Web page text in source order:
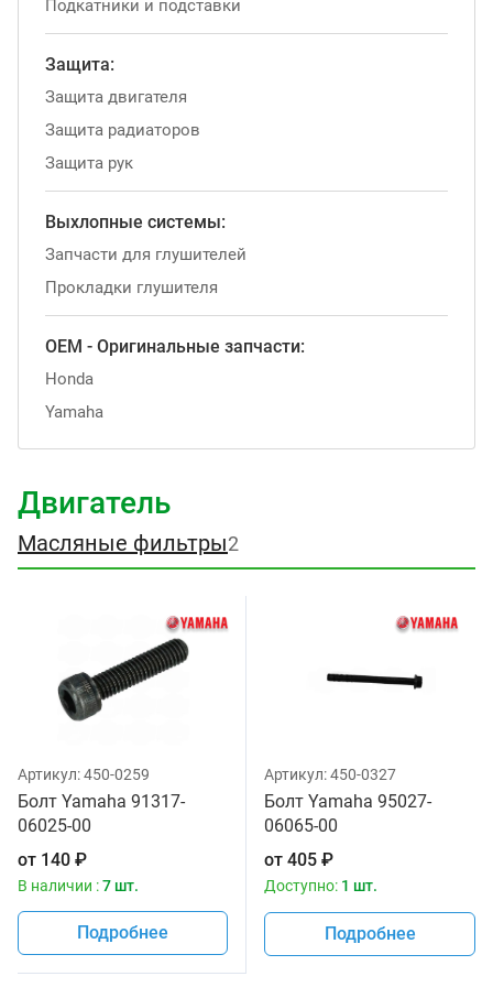
Подкатники и подставки
Защита:
Защита двигателя
Защита радиаторов
Защита рук
Выхлопные системы:
Запчасти для глушителей
Прокладки глушителя
OEM - Оригинальные запчасти:
Honda
Yamaha
Двигатель
Масляные фильтры2
Артикул:450-0259
Болт Yamaha 91317-
06025-00
от 140 ₽
В наличии :7 шт.
Подробнее
Артикул:450-0327
Болт Yamaha 95027-
06065-00
от 405 ₽
Доступно: 1 шт.
Подробнее